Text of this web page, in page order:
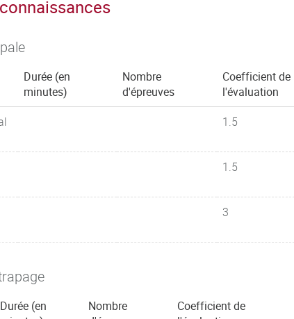
Durée (en
minutes)
Nombre
d'épreuves
Coefficient de
l'évaluation
1.5
1.5
3
Durée (en
Nombre
Coefficient de